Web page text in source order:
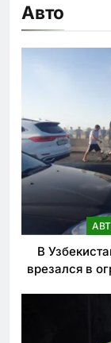
Авто
В
врезался в